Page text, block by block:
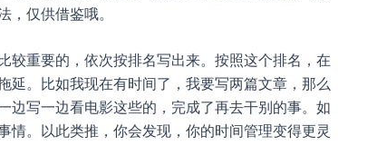
仅供借鉴哦。
较重要的，依次按排名写出来。按照这个排名，在
延。比如我现在有时间了，我要写两篇文章，那么
边写一边看电影这些的，完成了再去干别的事。如
。以此类推，你会发现，你的时间管理变得更灵